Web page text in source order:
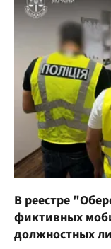
В реестре
фиктивных
должностных